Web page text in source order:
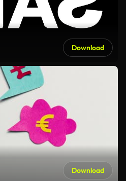
Download
Download